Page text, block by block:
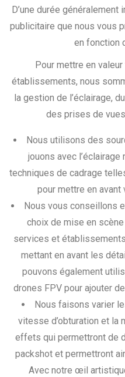
D’une durée
publicitaire que nous vous
en fonction
Pour mettre en
établissements, nous
la gestion de l’éclairage,
des prises de
Nous utilisons des
jouons avec
techniques de cadrage
pour mettre en
Nous vous conseillons
choix de mise en
services et
mettant en avant les
pouvons également
drones FPV pour ajouter
Nous faisons varier
vitesse d’obturation et la
effets qui permettront de
packshot et permettront
Avec notre œil